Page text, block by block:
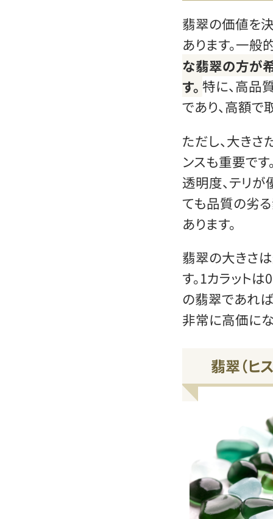
翡翠の価値を
あります。一般
な翡翠の方が
す。 特に、高品
であり、高額で
ただし、大きさ
ンスも重要です
透明度、テリが
ても品質の劣
あります。
翡翠の大きさ
す。1カラット
の翡翠であれ
非常に高価に
翡翠（ヒ